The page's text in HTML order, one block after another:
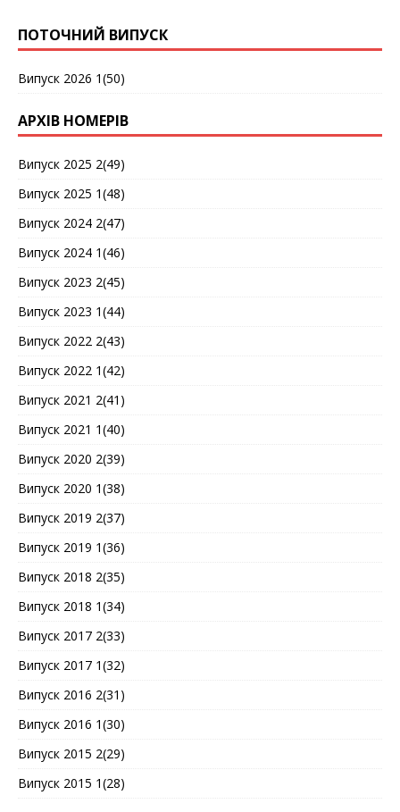
ПОТОЧНИЙ ВИПУСК
Випуск 2026 1(50)
АРХІВ НОМЕРІВ
Випуск 2025 2(49)
Випуск 2025 1(48)
Випуск 2024 2(47)
Випуск 2024 1(46)
Випуск 2023 2(45)
Випуск 2023 1(44)
Випуск 2022 2(43)
Випуск 2022 1(42)
Випуск 2021 2(41)
Випуск 2021 1(40)
Випуск 2020 2(39)
Випуск 2020 1(38)
Випуск 2019 2(37)
Випуск 2019 1(36)
Випуск 2018 2(35)
Випуск 2018 1(34)
Випуск 2017 2(33)
Випуск 2017 1(32)
Випуск 2016 2(31)
Випуск 2016 1(30)
Випуск 2015 2(29)
Випуск 2015 1(28)